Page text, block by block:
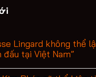
Lingard không thể
đấu tại Việt Nam”